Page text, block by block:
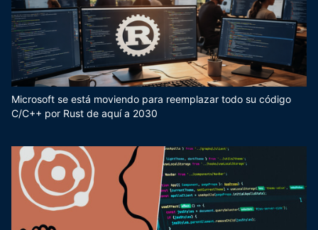
Microsoft se está moviendo para reemplazar todo su código
C/C++ por Rust de aquí a 2030